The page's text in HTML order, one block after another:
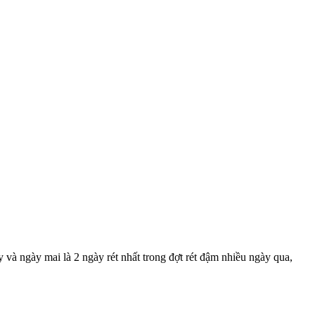
ngày mai là 2 ngày rét nhất trong đợt rét đậm nhiều ngày qua,